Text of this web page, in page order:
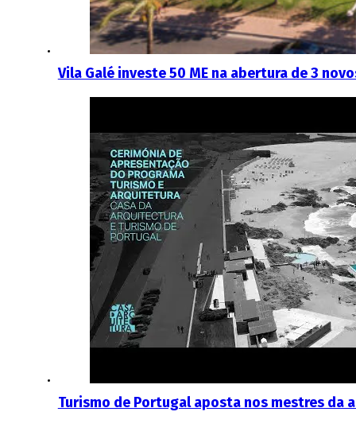
Vila Galé investe 50 ME na abertura de 3
Turismo de Portugal aposta nos mestres da